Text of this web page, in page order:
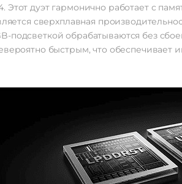
Этот дуэт гармонично работает с
сверхплавная
подсветкой обрабатываются без
быстрым, что обеспечивает